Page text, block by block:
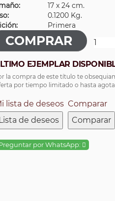
17 x 24 cm.
0.1200 Kg.
Primera
EJEMPLAR
la compra de este título te
por tiempo limitado o hasta
lista de deseos
de deseos
Comparar
Comparar
por WhatsApp: